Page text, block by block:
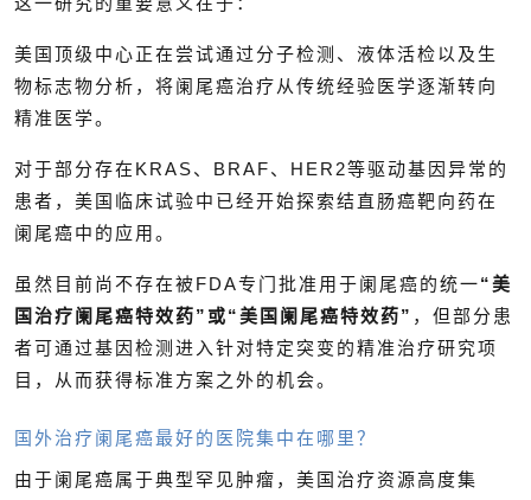
美国顶级中心正在尝试通过分子检测、液体活检以及生
物标志物分析，将阑尾癌治疗从传统经验医学逐渐转向
精准医学。
对于部分存在KRAS、BRAF、HER2等驱动基因异常的
患者，美国临床试验中已经开始探索结直肠癌靶向药在
阑尾癌中的应用。
虽然目前尚不存在被FDA专门批准用于阑尾癌的统一“美
国治疗阑尾癌特效药”或“美国阑尾癌特效药” ，但部分患
者可通过基因检测进入针对特定突变的精准治疗研究项
目，从而获得标准方案之外的机会。
国外治疗阑尾癌最好的医院集中在哪里？
由于阑尾癌属于典型罕见肿瘤，美国治疗资源高度集